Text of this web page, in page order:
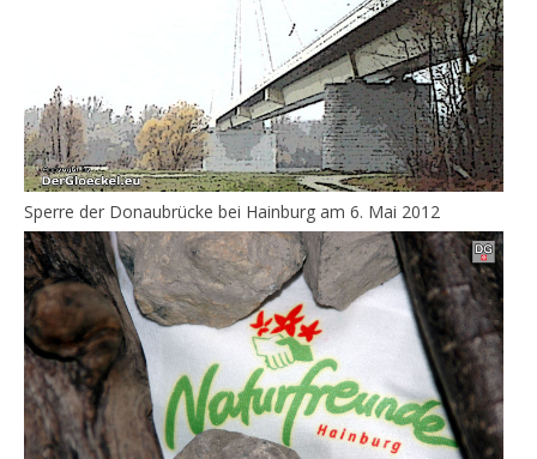
Sperre der Donaubrücke bei Hainburg am 6. Mai 2012